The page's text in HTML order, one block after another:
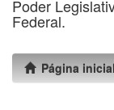
Poder
Federal.
Página inicial